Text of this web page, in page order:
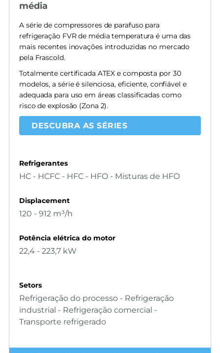
média
A série de compressores de parafuso para
refrigeração FVR de média temperatura é uma das
mais recentes inovações introduzidas no mercado
pela Frascold.
Totalmente certificada ATEX e composta por 30
modelos, a série é silenciosa, eficiente, confiável e
adequada para uso em áreas classificadas como
risco de explosão (Zona 2).
DESCUBRA AS SÉRIES
Refrigerantes
HC - HCFC - HFC - HFO - Misturas de HFO
Displacement
120 - 912 m³/h
Potência elétrica do motor
22,4 - 223,7 kW
Setors
Refrigeração do processo - Refrigeração
industrial - Refrigeração comercial -
Transporte refrigerado